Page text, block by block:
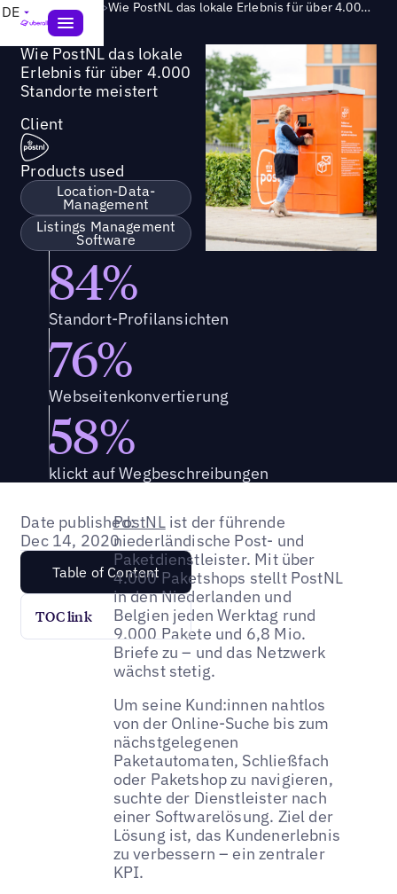
DE Success Story > Wie PostNL das lokale Erlebnis für über 4.000 Standorte meistert
Wie PostNL das lokale
Erlebnis für über 4.000
Standorte meistert
Client
Products used
Location-Data-
Management
Listings Management
Software
84%
Standort-Profilansichten
76%
Webseitenkonvertierung
58%
klickt auf Wegbeschreibungen
Date published:
Dec 14, 2020
Table of Content
TOC link
PostNList der führende
niederländische Post- und
Paketdienstleister. Mit über
4.000 Paketshops stellt PostNL
in den Niederlanden und
Belgien jeden Werktag rund
9.000 Pakete und 6,8 Mio.
Briefe zu – und das Netzwerk
wächst stetig.
Um seine Kund:innen nahtlos
von der Online-Suche bis zum
nächstgelegenen
Paketautomaten, Schließfach
oder Paketshop zu navigieren,
suchte der Dienstleister nach
einer Softwarelösung. Ziel der
Lösung ist, das Kundenerlebnis
zu verbessern – ein zentraler
KPI.